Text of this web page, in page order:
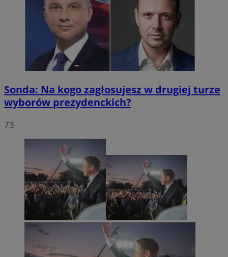
Sonda: Na kogo zagłosujesz w drugiej turze
wyborów prezydenckich?
73